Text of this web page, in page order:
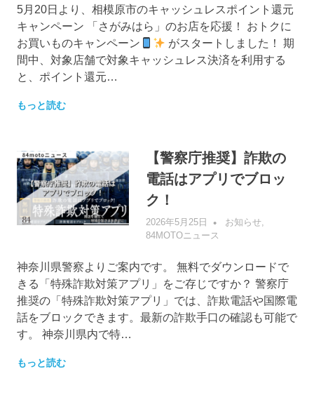
5月20日より、相模原市のキャッシュレスポイント還元
キャンペーン 「さがみはら」のお店を応援！ おトクに
お買いものキャンペーン
がスタートしました！ 期
間中、対象店舗で対象キャッシュレス決済を利用する
と、ポイント還元…
もっと読む
【警察庁推奨】詐欺の
電話はアプリでブロッ
ク！
2026年5月25日 管理者
お知らせ
84MOTOニュース
神奈川県警察よりご案内です。 無料でダウンロードで
きる「特殊詐欺対策アプリ」をご存じですか？ 警察庁
推奨の「特殊詐欺対策アプリ」では、詐欺電話や国際電
話をブロックできます。最新の詐欺手口の確認も可能で
す。 神奈川県内で特…
もっと読む